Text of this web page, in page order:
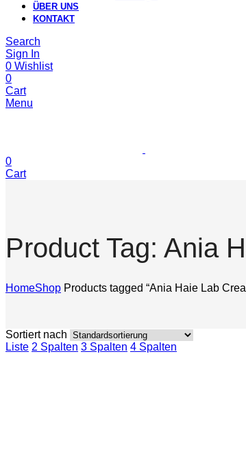
ÜBER UNS
KONTAKT
Search
Sign In
0 Wishlist
0
Cart
Menu
0
Cart
Product Tag: Ania
HomeShop Products tagged “Ania Haie Lab
Sortiert nach
Liste 2 Spalten 3 Spalten 4 Spalten